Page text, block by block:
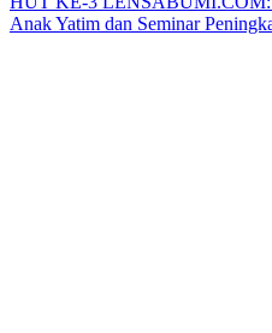
Anak Yatim dan Seminar